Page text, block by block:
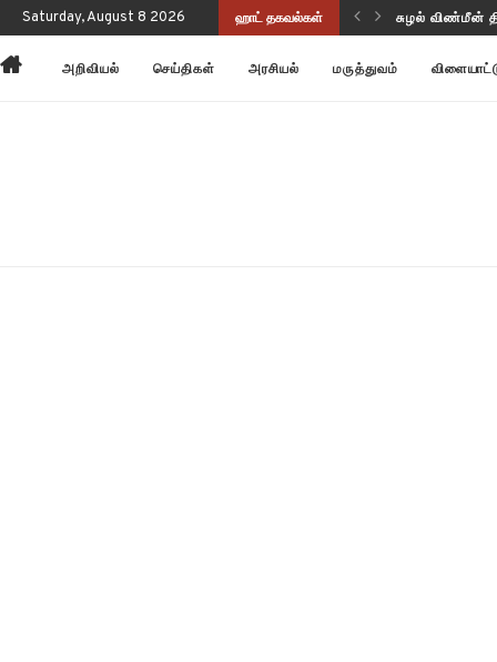
Saturday, August 8 2026 ஹாட் தகவல்கள்
செயல்திறனையும் மேம்படுத்துகிறது! சுழல் விண்மீன்
அறிவியல் செய்திகள் அரசியல் மருத்துவம்